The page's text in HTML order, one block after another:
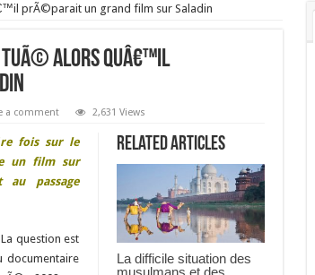
prÃ©parait un grand film sur Saladin
tuÃ© alors quâ€™il
a comment 2,631 Views
Related Articles
La difficile situation des
musulmans et des
fois sur le
un film sur
au passage
question est